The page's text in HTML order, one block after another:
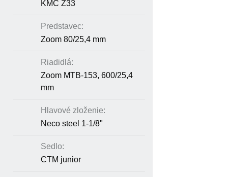
KMC Z33
Predstavec:
Zoom 80/25,4 mm
Riadidlá:
Zoom MTB-153, 600/25,4
mm
Hlavové zloženie:
Neco steel 1-1/8"
Sedlo:
CTM junior